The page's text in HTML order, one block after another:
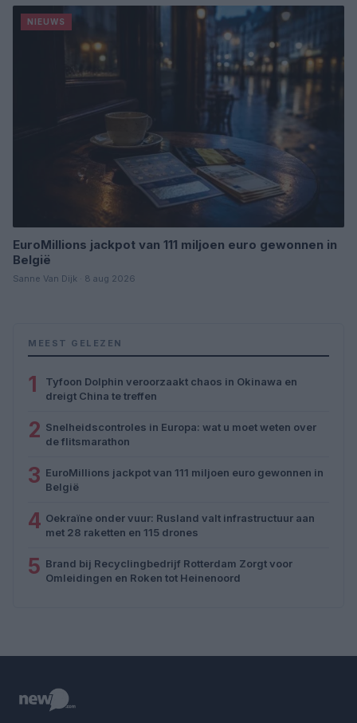
NIEUWS
EuroMillions jackpot van 111 miljoen euro gewonnen in
België
Sanne Van Dijk · 8 aug 2026
MEEST GELEZEN
1
Tyfoon Dolphin veroorzaakt chaos in Okinawa en
dreigt China te treffen
2 Snelheidscontroles in Europa: wat u moet weten over
de flitsmarathon
3 EuroMillions jackpot van 111 miljoen euro gewonnen in
België
4 Oekraïne onder vuur: Rusland valt infrastructuur aan
met 28 raketten en 115 drones
5 Brand bij Recyclingbedrijf Rotterdam Zorgt voor
Omleidingen en Roken tot Heinenoord